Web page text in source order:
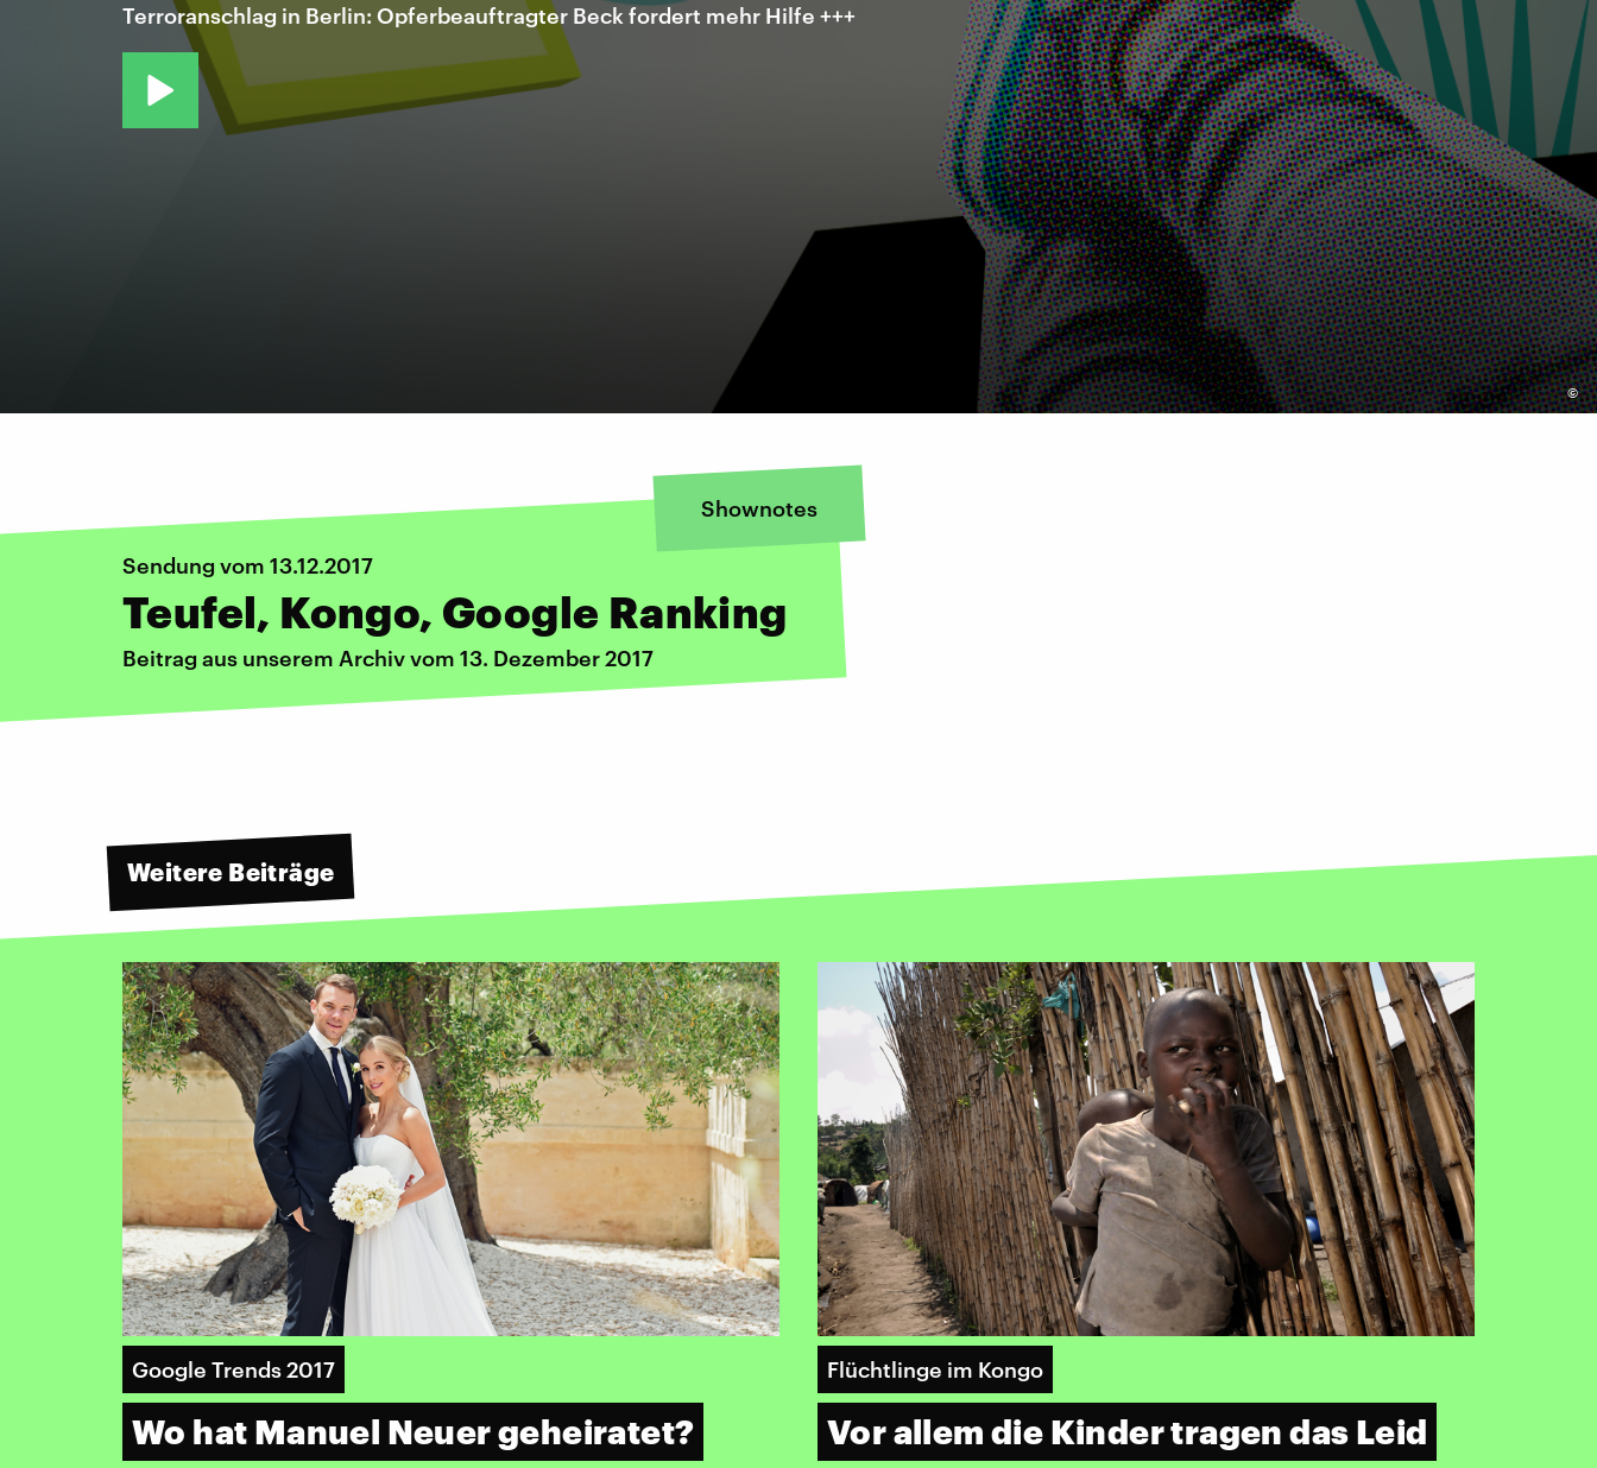
©
Terroranschlag in Berlin: Opferbeauftragter Beck fordert mehr Hilfe +++
Shownotes
Sendung vom 13.12.2017
Teufel, Kongo, Google Ranking
Beitrag aus unserem Archiv vom 13. Dezember 2017
Weitere Beiträge
Google Trends 2017
Wo hat Manuel Neuer geheiratet?
Flüchtlinge im Kongo
Vor allem die Kinder tragen das Leid